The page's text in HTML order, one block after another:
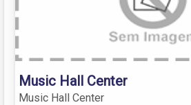
Music Hall Center
Music Hall Center